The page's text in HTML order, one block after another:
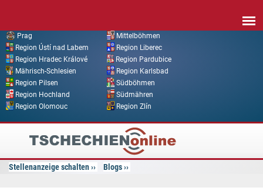
Prag
Mittelböhmen
Region Ústí nad Labem
Region Liberec
Region Hradec Králové
Region Pardubice
Mährisch-Schlesien
Region Karlsbad
Region Pilsen
Südböhmen
Region Hochland
Südmähren
Region Olomouc
Region Zlín
Tschechien
Online
Stellenanzeige schalten Blogs